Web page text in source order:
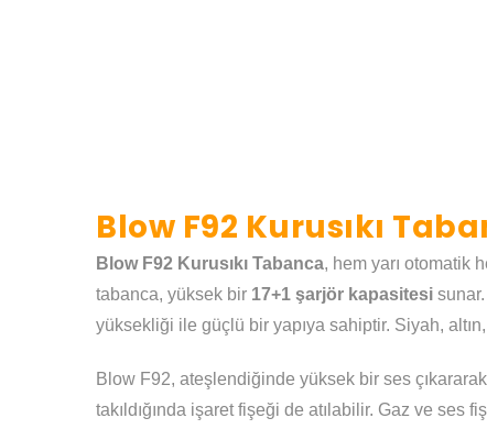
Blow F92 Kurusıkı
Blow F92 Kurusıkı Tabanca, hem yarı otomatik
tabanca, yüksek bir 17+1 şarjör kapasitesi
yüksekliği ile güçlü bir yapıya sahiptir. Siyah,
Blow F92, ateşlendiğinde yüksek bir ses
takıldığında işaret fişeği de atılabilir. Gaz ve